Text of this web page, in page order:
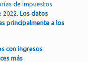
de impuestos
2022. Los datos
principalmente a los
con ingresos
más